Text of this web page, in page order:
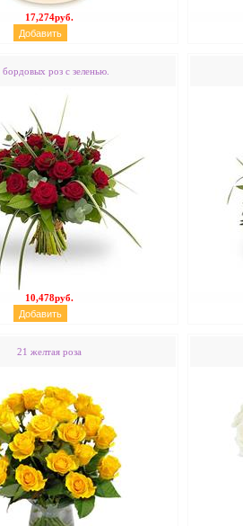
17,274руб.
бордовых роз с зеленью.
10,478руб.
21 желтая роза